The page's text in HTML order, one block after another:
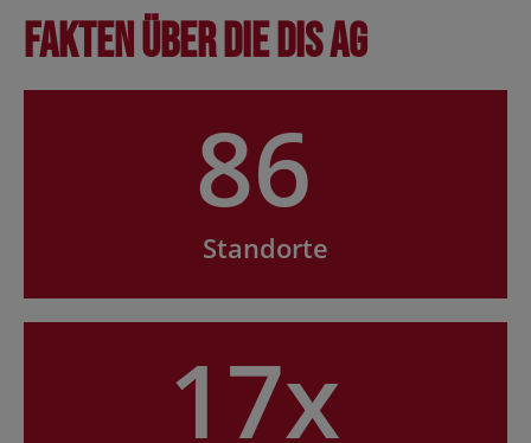
Fakten über die DIS AG
86
Standorte
17x